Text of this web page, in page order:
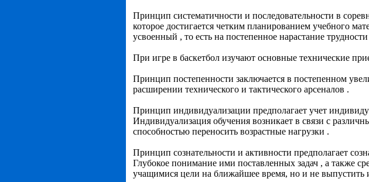
Принцип систематичности и последовательности в
которое достигается четким планированием учебного
усвоенный , то есть на постепенное нарастание
При игре в баскетбол изучают основные технические
Принцип постепенности заключается в постепенном
расширении технического и тактического арсеналов .
Принцип индивидуализации предполагает учет
Индивидуализация обучения возникает в связи с
способностью переносить возрастные нагрузки .
Принцип сознательности и активности предполагает
Глубокое понимание ими поставленных задач , а также
учащимися цели на ближайшее время, но и не выпустить